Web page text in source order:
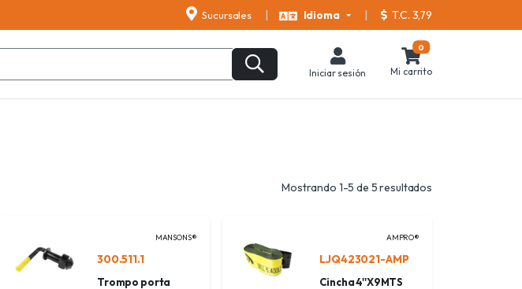
Sucursales Idioma T.C. 3,79
Iniciar sesión
0
Mi carrito
Mostrando 1-5 de 5 resultados
MANSONS®
300.511.1
Trompo porta
AMPRO®
LJQ423021-AMP
Cincha 4''X9MTS